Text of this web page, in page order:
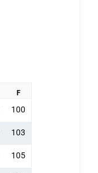
F
100
103
105